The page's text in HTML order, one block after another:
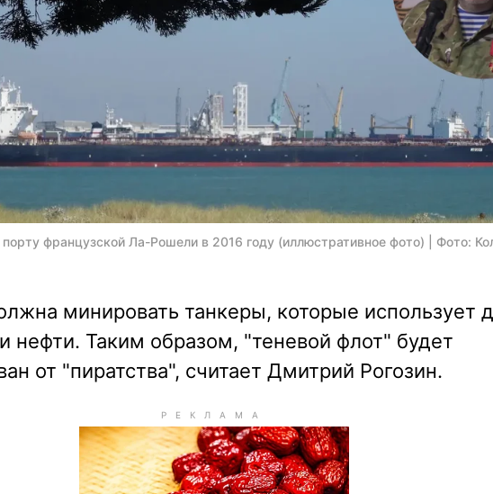
французской Ла-Рошели в 2016 году (иллюстративное фото) | Фото:
минировать танкеры, которые использует
нефти. Таким образом, "теневой флот" будет
от "пиратства", считает Дмитрий Рогозин.